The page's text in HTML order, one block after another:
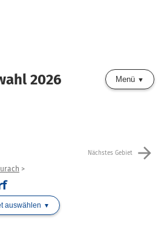
2026 Menü
Nächstes Gebiet arrow_forward
auswählen